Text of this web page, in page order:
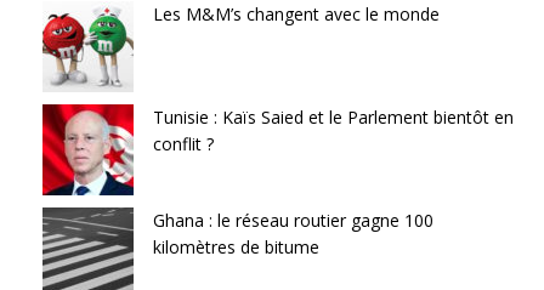
Les M&M’s changent avec le monde
Tunisie : Kaïs Saied et le Parlement bientôt en
conflit ?
Ghana : le réseau routier gagne 100
kilomètres de bitume